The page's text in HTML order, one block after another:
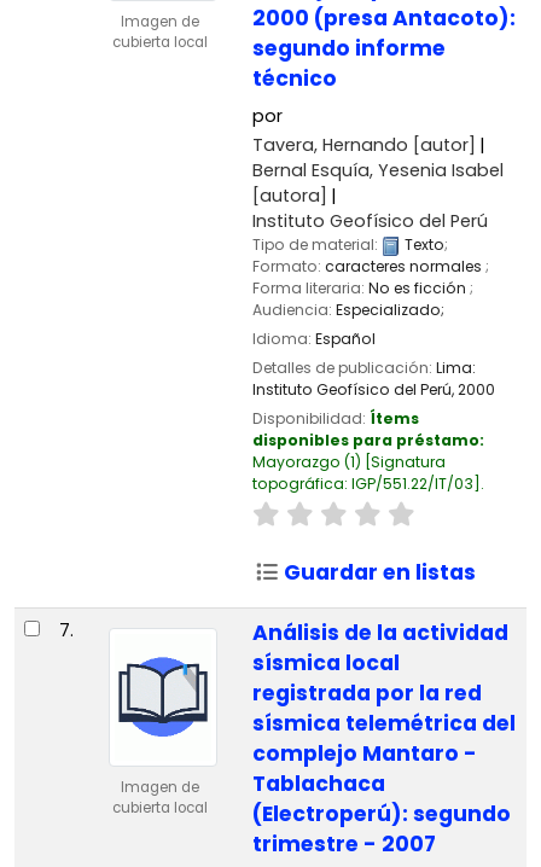
Imagen de
cubierta local
2000 (presa Antacoto):
segundo informe
técnico
por
Tavera, Hernando [autor]
Bernal Esquía, Yesenia Isabel
[autora]
Instituto Geofísico del Perú
Tipo de material: Texto;
Formato: caracteres normales ;
Forma literaria: No es ficción ;
Audiencia: Especializado;
Idioma: Español
Detalles de publicación: Lima:
Instituto Geofísico del Perú,2000
Disponibilidad: Ítems
disponibles para préstamo:
Mayorazgo (1) Signatura
topográfica: IGP/551.22/IT/03 .
Guardar en listas
7.
Imagen de
cubierta local
Análisis de la actividad
sísmica local
registrada por la red
sísmica telemétrica del
complejo Mantaro -
Tablachaca
(Electroperú): segundo
trimestre - 2007